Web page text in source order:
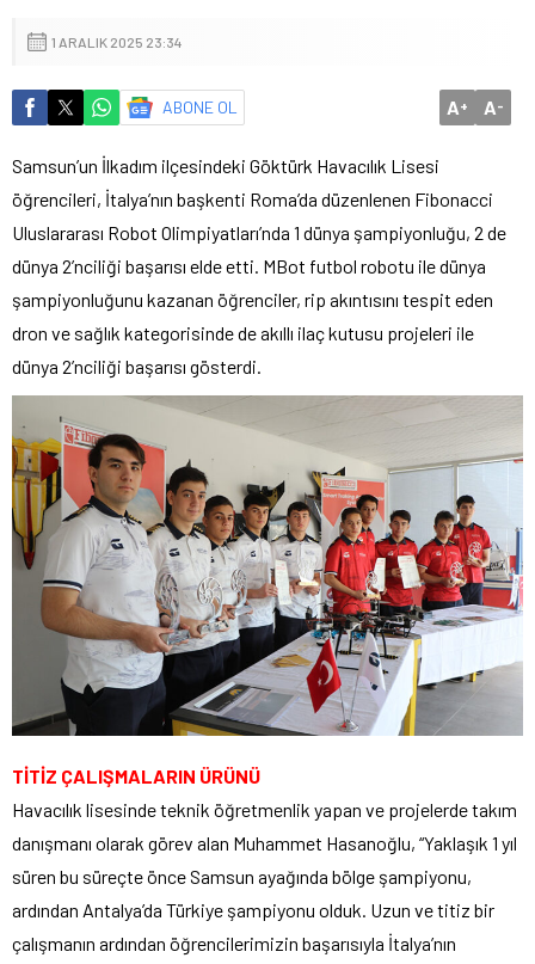
1 ARALIK 2025 23:34
ABONE OL A+ A-
Samsun’un İlkadım ilçesindeki Göktürk Havacılık Lisesi
öğrencileri, İtalya’nın başkenti Roma’da düzenlenen Fibonacci
Uluslararası Robot Olimpiyatları’nda 1 dünya şampiyonluğu, 2 de
dünya 2’nciliği başarısı elde etti. MBot futbol robotu ile dünya
şampiyonluğunu kazanan öğrenciler, rip akıntısını tespit eden
dron ve sağlık kategorisinde de akıllı ilaç kutusu projeleri ile
dünya 2’nciliği başarısı gösterdi.
TİTİZ ÇALIŞMALARIN ÜRÜNÜ
Havacılık lisesinde teknik öğretmenlik yapan ve projelerde takım
danışmanı olarak görev alan Muhammet Hasanoğlu, “Yaklaşık 1 yıl
süren bu süreçte önce Samsun ayağında bölge şampiyonu,
ardından Antalya’da Türkiye şampiyonu olduk. Uzun ve titiz bir
çalışmanın ardından öğrencilerimizin başarısıyla İtalya’nın